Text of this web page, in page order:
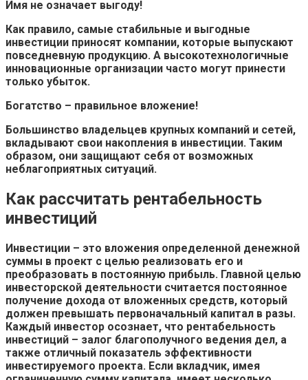
Имя не означает выгоду!
Как правило, самые стабильные и выгодные
инвестиции приносят компании, которые выпускают
повседневную продукцию. А высокотехнологичные
инновационные организации часто могут принести
только убыток.
Богатство – правильное вложение!
Большинство владельцев крупных компаний и сетей,
вкладывают свои накопления в инвестиции. Таким
образом, они защищают себя от возможных
неблагоприятных ситуаций.
Как рассчитать рентабельность
инвестиций
Инвестиции – это вложения определенной денежной
суммы в проект с целью реализовать его и
преобразовать в постоянную прибыль. Главной целью
инвесторской деятельности считается постоянное
получение дохода от вложенных средств, который
должен превышать первоначальный капитал в разы.
Каждый инвестор осознает, что рентабельность
инвестиций – залог благополучного ведения дел, а
также отличный показатель эффективности
инвестируемого проекта. Если вкладчик, имея